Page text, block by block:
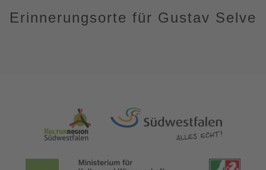
Erinnerungsorte für Gustav Selve